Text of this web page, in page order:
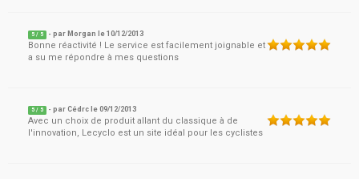
5 / 5 - par Morgan le10/12/2013
Bonne réactivité ! Le service est facilement joignable et
a su me répondre à mes questions
5 / 5 - parCédrc le09/12/2013
Avec un choix de produit allant du classique à de
l'innovation, Lecyclo est un site idéal pour les cyclistes